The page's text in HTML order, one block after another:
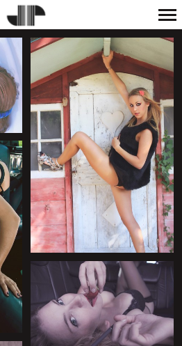
Navigation
principale
+
+